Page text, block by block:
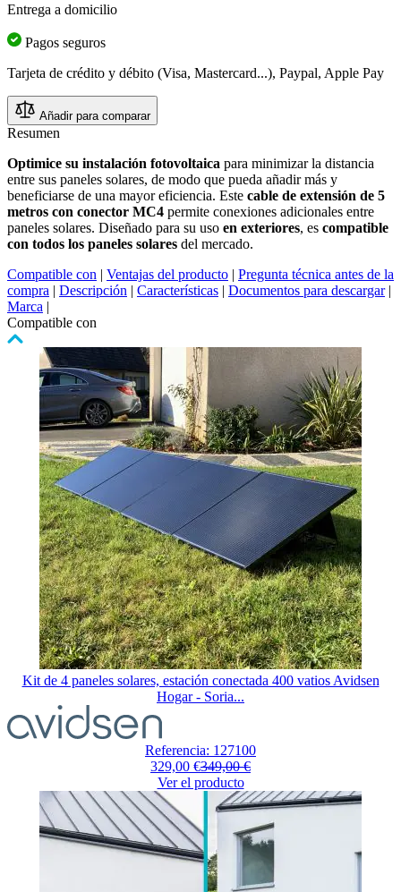
Entrega a domicilio
Pagos seguros
Tarjeta de crédito y débito (Visa, Mastercard...), Paypal, Apple Pay
Añadir para comparar
Resumen
Optimice su instalación fotovoltaica para minimizar la distancia
entre sus paneles solares, de modo que pueda añadir más y
beneficiarse de una mayor eficiencia. Este cable de extensión de 5
metros con conector MC4 permite conexiones adicionales entre
paneles solares. Diseñado para su uso en exteriores, es compatible
con todos los paneles solares del mercado.
Compatible con | Ventajas del producto | Pregunta técnica antes de la
compra | Descripción | Características | Documentos para descargar |
Marca |
Compatible con
carrusel
Kit de 4 paneles solares, estación conectada 400 vatios Avidsen
Hogar - Soria...
Referencia: 127100
329,00 €349,00 €
Ver el producto